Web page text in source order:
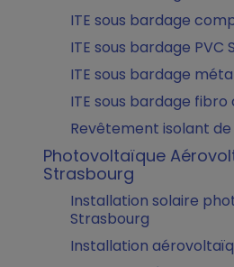
ITE sous bardage
ITE sous bardage PVC
ITE sous bardage
ITE sous bardage
Revêtement isolant
Photovoltaïque
Strasbourg
Installation solaire
Strasbourg
Installation